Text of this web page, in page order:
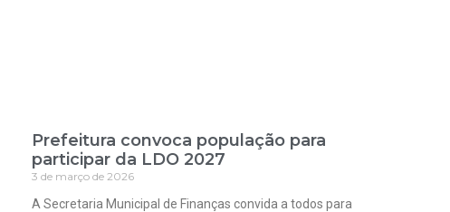
Prefeitura convoca população para
participar da LDO 2027
3 de março de 2026
A Secretaria Municipal de Finanças convida a todos para